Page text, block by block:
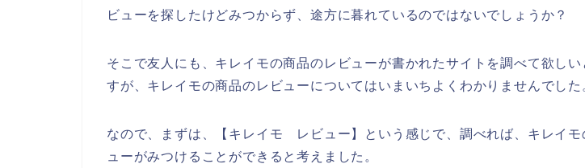
ビューを探したけどみつからず、途方に暮れているのではないでしょうか？
そこで友人にも、キレイモの商品のレビューが書かれたサイトを調べて欲し
すが、キレイモの商品のレビューについてはいまいちよくわかりませんでした
なので、まずは、【キレイモ レビュー】という感じで、調べれば、キレイモ
ューがみつけることができると考えました。